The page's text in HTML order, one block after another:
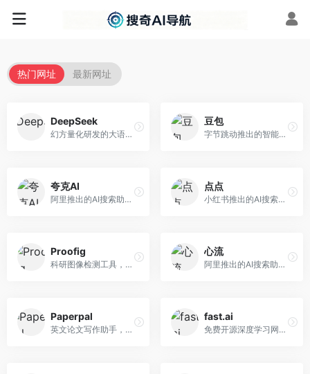
热门网址 最新网址
DeepSeek
幻方量化研发的大语言模型平台，专注于深度推理和代码生成能力。面向开发者、研究人员和技术爱好者，提供强大的逻辑推理和数学计算功能，开源生态完善，API接口友好。
豆包
字节跳动推出的智能对话助手平台，提供文本创作、知识问答、英语学习等多种AI服务。面向普通用户和内容创作者，支持多轮对话和文件解析，免费使用，响应速度快，中文理解能力强。
夸克AI
阿里推出的AI搜索助手，整合搜索与AI功能。面向年轻用户，提供智能搜索、文档处理、学习辅助等服务，与夸克生态深度整合。
点点
小红书推出的AI搜索应用，专注于生活方式内容搜索。面向小红书用户，提供生活攻略、消费决策、内容推荐等服务，生活方式内容丰富。
Proofig
科研图像检测工具，专注于学术图像完整性验证。面向科研人员，提供图像检测、重复分析、报告生成等服务，学术检测专业。
心流
阿里推出的AI搜索助手，专注于智能信息获取。面向普通用户，提供智能搜索、内容整理、知识问答等服务，与阿里生态深度整合。
Paperpal
英文论文写作助手，专注于学术英语润色。面向需要发表国际期刊的研究者，提供语法检查、学术表达优化、格式规范等服务，英语表达地道专业。
fast.ai
免费开源深度学习网站，专注于实用AI教学。面向开发者，提供免费深度学习课程、实战项目、代码库等资源，学习门槛低。